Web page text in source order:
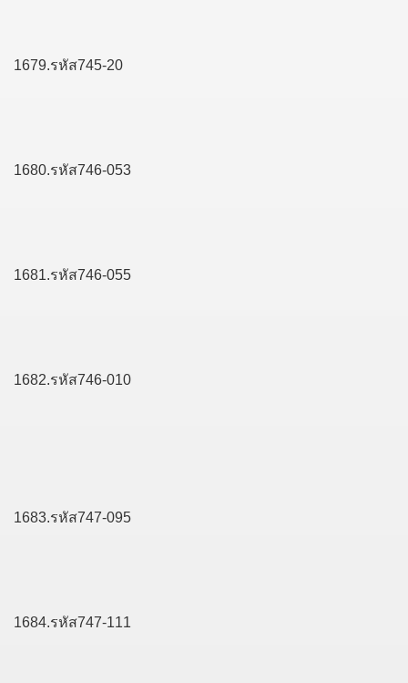
1679.รหัส745-20
1680.รหัส746-053
1681.รหัส746-055
1682.รหัส746-010
1683.รหัส747-095
1684.รหัส747-111